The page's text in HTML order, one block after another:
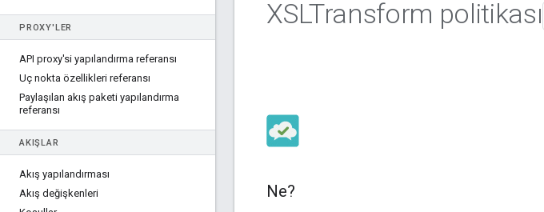
PROXY'LER
API proxy'si yapılandırma referansı
Uç nokta özellikleri referansı
Paylaşılan akış paketi yapılandırma
referansı
AKIŞLAR
Akış yapılandırması
Akış değişkenleri
XSLTransform politikası
Ne?